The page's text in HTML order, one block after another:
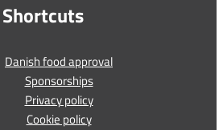
Shortcuts
Danish food approval
Sponsorships
Privacy policy
Cookie policy